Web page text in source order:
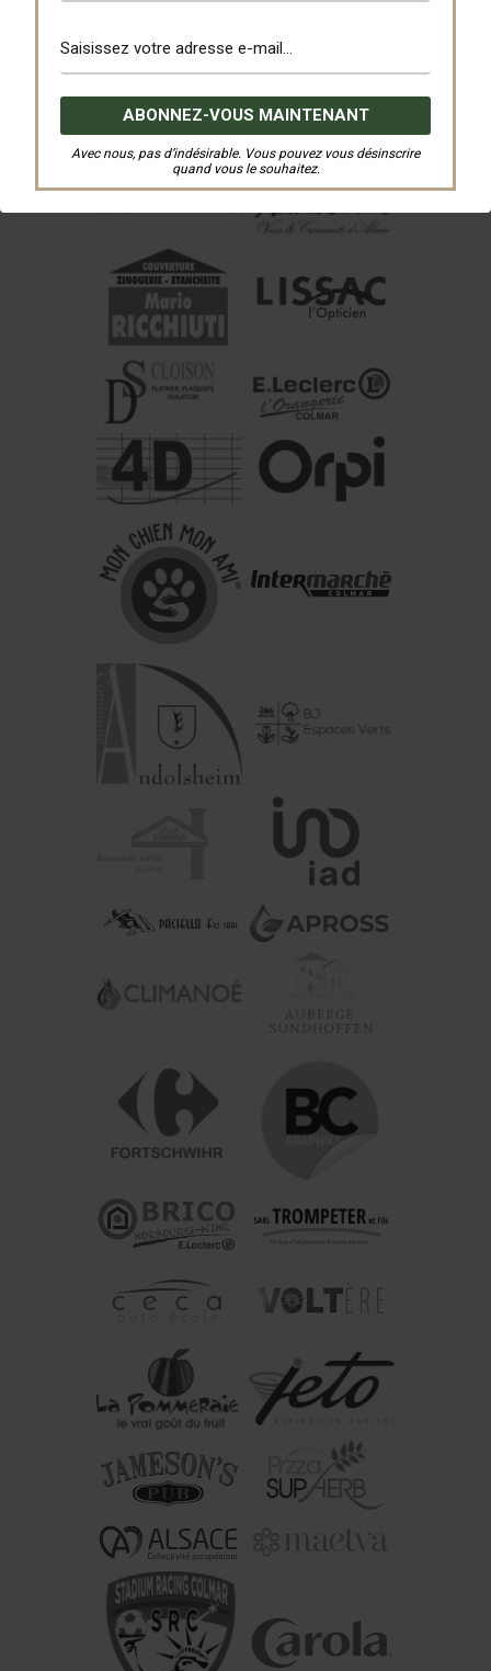
Avec nous, pas d’indésirable. Vous pouvez vous désinscrire
quand vous le souhaitez.